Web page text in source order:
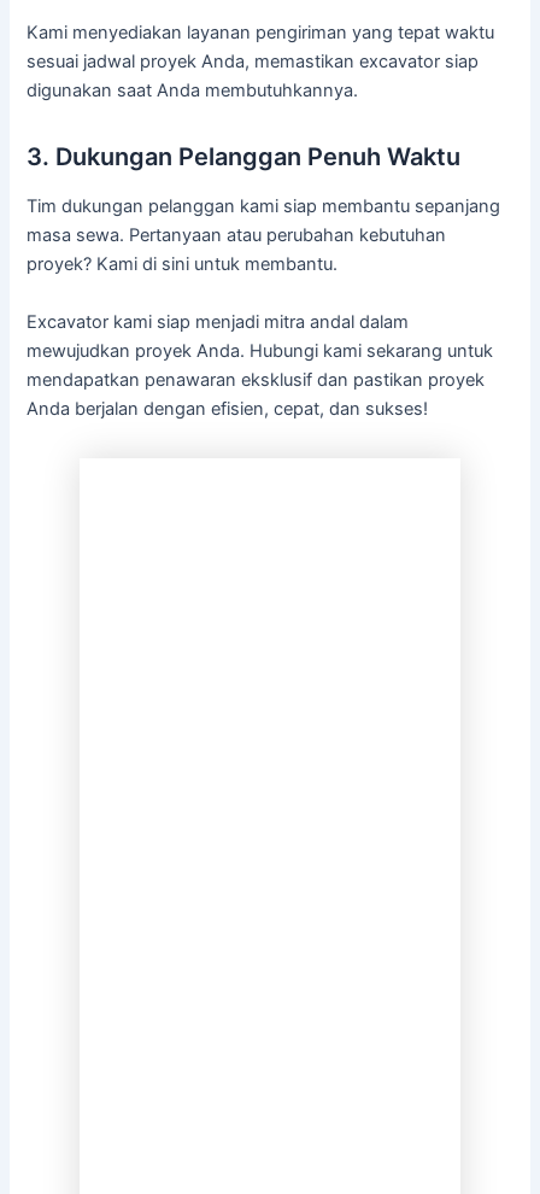
Kami menyediakan layanan pengiriman yang tepat waktu
sesuai jadwal proyek Anda, memastikan excavator siap
digunakan saat Anda membutuhkannya.
3. Dukungan Pelanggan Penuh Waktu
Tim dukungan pelanggan kami siap membantu sepanjang
masa sewa. Pertanyaan atau perubahan kebutuhan
proyek? Kami di sini untuk membantu.
Excavator kami siap menjadi mitra andal dalam
mewujudkan proyek Anda. Hubungi kami sekarang untuk
mendapatkan penawaran eksklusif dan pastikan proyek
Anda berjalan dengan efisien, cepat, dan sukses!